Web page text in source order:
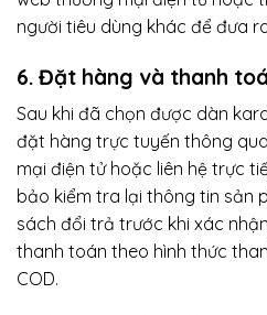
người tiêu dùng khác để đưa
6. Đặt hàng và thanh
Sau khi đã chọn được dàn
đặt hàng trực tuyến thông
mại điện tử hoặc liên hệ trực
bảo kiểm tra lại thông tin sản
sách đổi trả trước khi xác
thanh toán theo hình thức
COD.